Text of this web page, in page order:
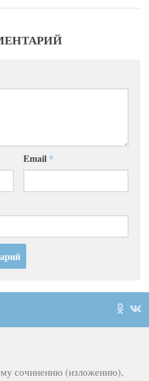
Email *
сочинению (изложению),